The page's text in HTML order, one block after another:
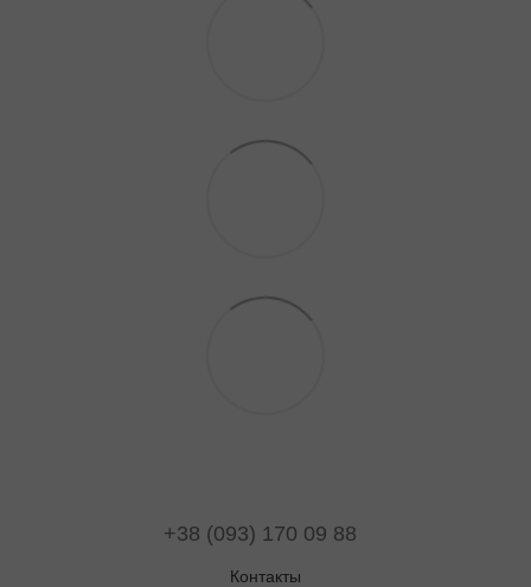
+38 (093) 170 09 88
Контакты